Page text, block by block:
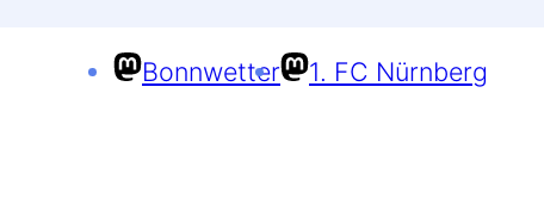
Bonnwetter 1. FC Nürnberg